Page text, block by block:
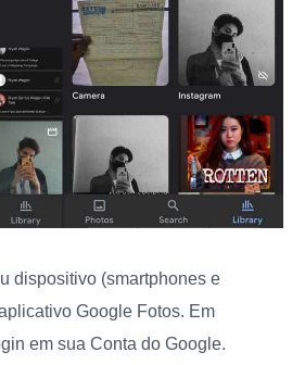
dispositivo (smartphones e
Google Fotos. Em
em sua Conta do Google.